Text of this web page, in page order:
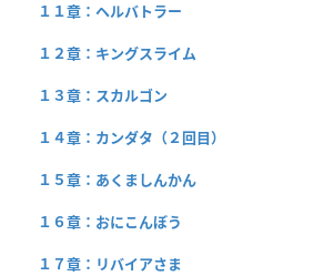
１１章：ヘルバトラー
１２章：キングスライム
１３章：スカルゴン
１４章：カンダタ（２回目）
１５章：あくましんかん
１６章：おにこんぼう
１７章：リバイアさま